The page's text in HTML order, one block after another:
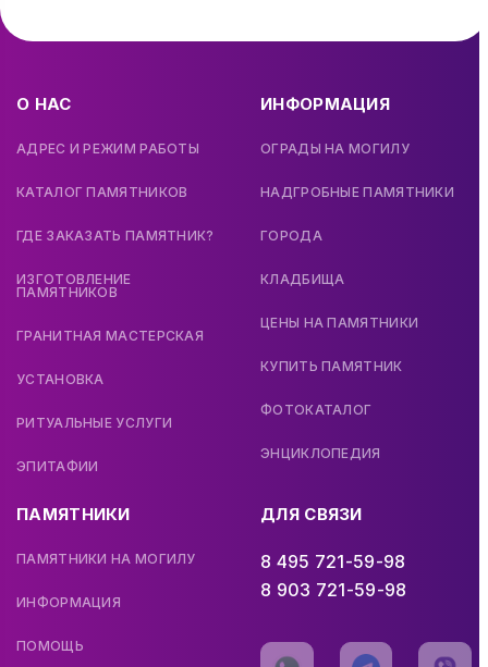
О НАС
АДРЕС И РЕЖИМ РАБОТЫ
КАТАЛОГ ПАМЯТНИКОВ
ГДЕ ЗАКАЗАТЬ ПАМЯТНИК?
ИЗГОТОВЛЕНИЕ
ПАМЯТНИКОВ
ГРАНИТНАЯ МАСТЕРСКАЯ
УСТАНОВКА
РИТУАЛЬНЫЕ УСЛУГИ
ЭПИТАФИИ
ИНФОРМАЦИЯ
ОГРАДЫ НА МОГИЛУ
НАДГРОБНЫЕ ПАМЯТНИКИ
ГОРОДА
КЛАДБИЩА
ЦЕНЫ НА ПАМЯТНИКИ
КУПИТЬ ПАМЯТНИК
ФОТОКАТАЛОГ
ЭНЦИКЛОПЕДИЯ
ПАМЯТНИКИ
ПАМЯТНИКИ НА МОГИЛУ
ИНФОРМАЦИЯ
ПОМОЩЬ
ДЛЯ СВЯЗИ
8 495 721-59-98
8 903 721-59-98